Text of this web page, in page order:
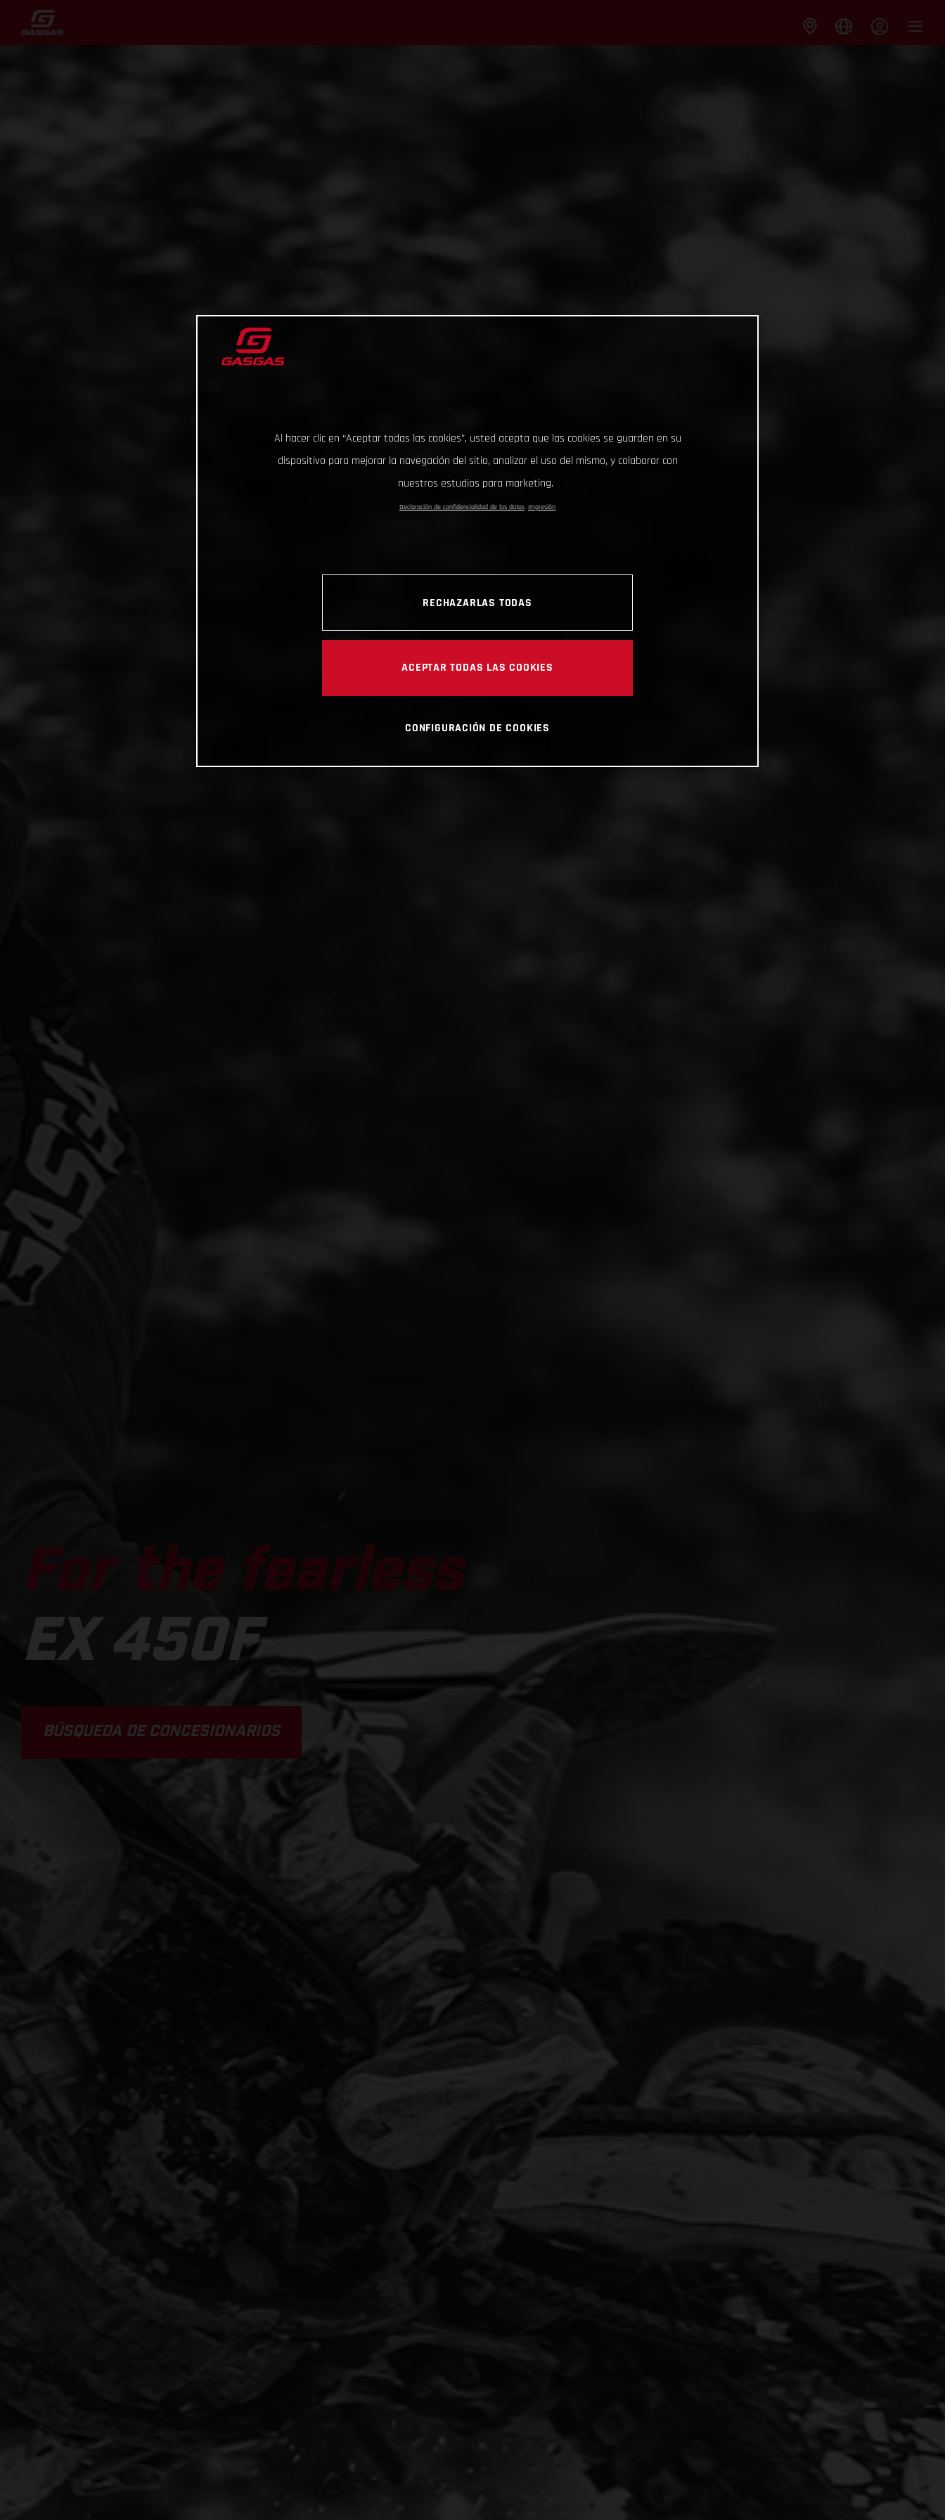
For the fearless
EX 450F
BÚSQUEDA DE CONCESIONARIOS
Al hacer clic en “Aceptar todas las cookies”, usted acepta que las cookies se guarden en su
dispositivo para mejorar la navegación del sitio, analizar el uso del mismo, y colaborar con
nuestros estudios para marketing.
Declaración de confidencialidad de los datos Impresión
RECHAZARLAS TODAS
ACEPTAR TODAS LAS COOKIES
CONFIGURACIÓN DE COOKIES